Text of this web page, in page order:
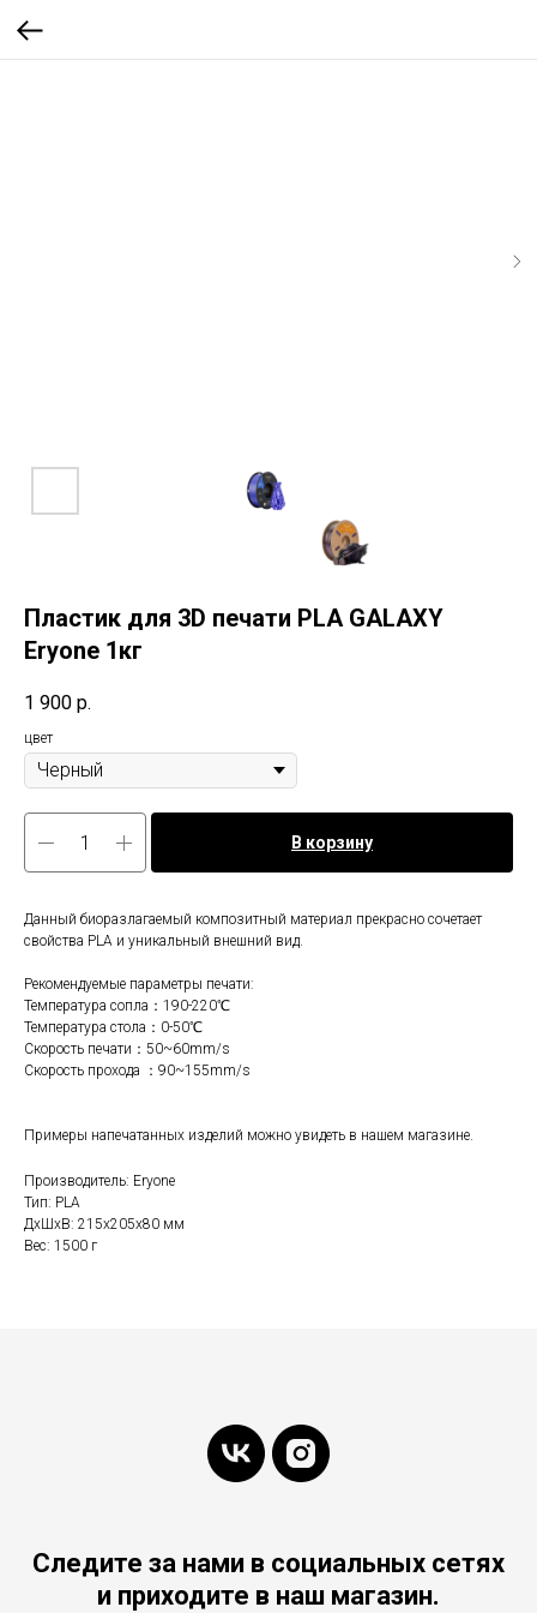
Пластик для 3D печати PLA GALAXY
Eryone 1кг
1 900 р.
цвет
В корзину
Данный биоразлагаемый композитный материал прекрасно сочетает
свойства PLA и уникальный внешний вид.
Рекомендуемые параметры печати:
Температура сопла：190-220℃
Температура стола：0-50℃
Скорость печати：50~60mm/s
Скорость прохода ：90~155mm/s
Примеры напечатанных изделий можно увидеть в нашем магазине.
Производитель: Eryone
Тип: PLA
ДxШxВ: 215x205x80 мм
Вес: 1500 г
Следите за нами в социальных сетях
и приходите в наш магазин.